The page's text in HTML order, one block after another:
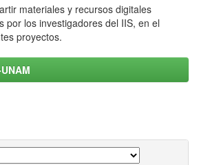
materiales y recursos digitales
por los investigadores del IIS, en el
proyectos.